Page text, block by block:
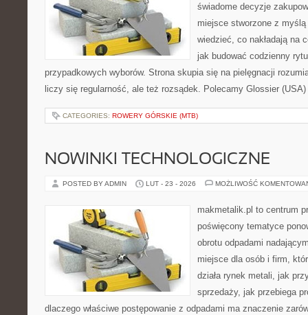
świadome decyzje
miejsce stworzone z
wiedzieć, co nakładają na
jak budować codzienny
przypadkowych wyborów. Strona skupia się na pielęgnacji
liczy się regularność, ale też rozsądek. Polecamy Glossier
CATEGORIES: ROWERY GÓRSKIE (MTB)
NOWINKI TECHNOLOGICZNE
POSTED BY ADMIN LUT - 23 - 2026 MOŻLIWOŚĆ
makmetalik.pl to centrum
poświęcony tematyce
obrotu odpadami
miejsce dla osób i firm,
działa rynek metali, jak
sprzedaży, jak przebiega
dlaczego właściwe postępowanie z odpadami ma znaczenie